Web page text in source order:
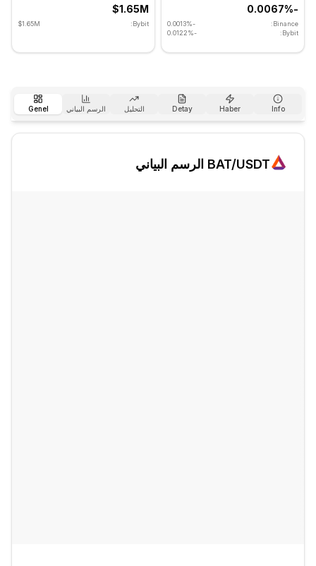
-0.0067%
Binance:
-0.0013%
Bybit:
-0.0122%
$1.65M
Bybit:
$1.65M
Genel الرسم البياني التحليل Detay Haber Info
BAT/USDT الرسم البياني